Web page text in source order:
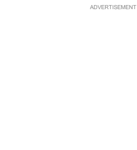
ADVERTISEMENT